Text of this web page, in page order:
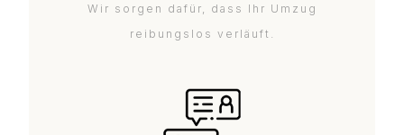
Wir sorgen dafür, dass Ihr Umzug
reibungslos verläuft.